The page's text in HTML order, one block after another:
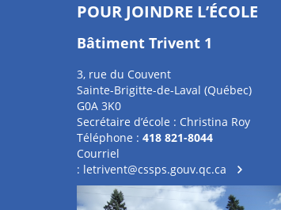
POUR JOINDRE L’ÉCOLE
Bâtiment Trivent 1
3, rue du Couvent
Sainte-Brigitte-de-Laval (Québec)
G0A 3K0
Secrétaire d’école : Christina Roy
Téléphone : 418 821-8044
Courriel
: letrivent@cssps.gouv.qc.ca